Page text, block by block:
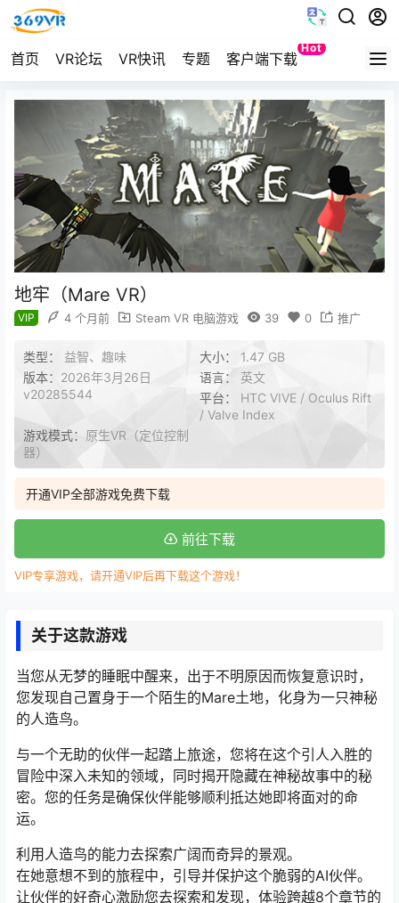
首页 VR论坛 VR快讯 专题 客户端下载
Hot
Quest
地牢（Mare VR）
VIP 4 个月前 Steam VR 电脑游戏 39 0 推广
类型： 益智、趣味 大小： 1.47 GB
版本： 2026年3月26日
v20285544
语言： 英文
平台： HTC VIVE / Oculus Rift
/ Valve Index
游戏模式： 原生VR（定位控制
器）
开通VIP全部游戏免费下载
前往下载
VIP专享游戏，请开通VIP后再下载这个游戏！
关于这款游戏
当您从无梦的睡眠中醒来，出于不明原因而恢复意识时，
您发现自己置身于一个陌生的Mare土地，化身为一只神秘
的人造鸟。
与一个无助的伙伴一起踏上旅途，您将在这个引人入胜的
冒险中深入未知的领域，同时揭开隐藏在神秘故事中的秘
密。您的任务是确保伙伴能够顺利抵达她即将面对的命
运。
利用人造鸟的能力去探索广阔而奇异的景观。
在她意想不到的旅程中，引导并保护这个脆弱的AI伙伴。
让伙伴的好奇心激励您去探索和发现，体验跨越8个章节的